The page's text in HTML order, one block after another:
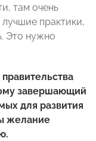
там очень
практики,
Это нужно
завершающий
для развития
желание